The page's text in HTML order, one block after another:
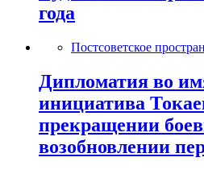
года
Постсоветское
Дипломатия во
инициатива
прекращении
возобновлении